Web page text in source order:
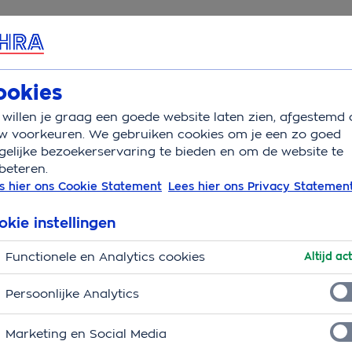
& Contact
auto
in het verkeer
willen je graag een goede website laten zien, afgestemd
voorkeuren. We gebruiken cookies om je een zo goed
bezoekerservaring te bieden en om de website te
hier ons Cookie Statement Lees hier ons Privacy
instellingen
Functionele en Analytics cookies Altijd
Persoonlijke Analytics
Marketing en Social Media